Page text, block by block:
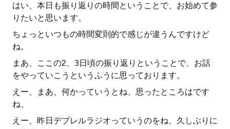
はい、本日も振り返りの時間ということで、お始めて参
りたいと思います。
ちょっといつもの時間変則的で感じが違うんですけど
ね。
まあ、ここの2、3日頃の振り返りということで、お話
をやっていこうというふうに思っております。
えー、まあ、何かっていうとね、思ったところはです
ね、
えー、昨日デブレルラジオっていうのをね、久しぶりに